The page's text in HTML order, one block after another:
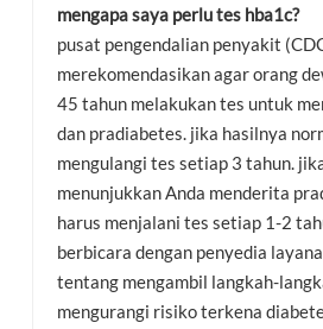
mengapa saya perlu tes hba1c?
pusat pengendalian penyakit
merekomendasikan agar orang
45 tahun melakukan tes untuk
dan pradiabetes. jika hasilnya
mengulangi tes setiap 3 tahun.
menunjukkan Anda menderita
harus menjalani tes setiap 1-2
berbicara dengan penyedia
tentang mengambil langkah-
mengurangi risiko terkena